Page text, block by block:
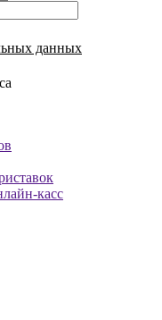
данных
касс